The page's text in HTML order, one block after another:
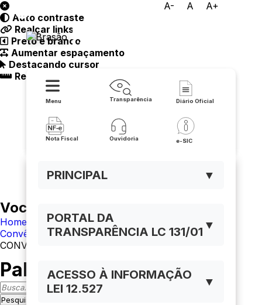
A- A A+
Prefeitura Municipal de
Lapão
Menu Transparência Diário Oficial
Nota Fiscal Ouvidoria e-SIC
PRINCIPAL ▼
PORTAL DA
TRANSPARÊNCIA LC 131/01 ▼
ACESSO À INFORMAÇÃO
LEI 12.527
▼
Auto contraste
Realçar links
Preto e branco
Aumentar espaçamento
Destacando cursor
Regua guia
Você está navegando em:
Home
Convênios Governo Federal
CONVÊNIO 879656/2018
Palavra-Chave